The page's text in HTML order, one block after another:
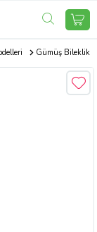
Gümüş Bileklik